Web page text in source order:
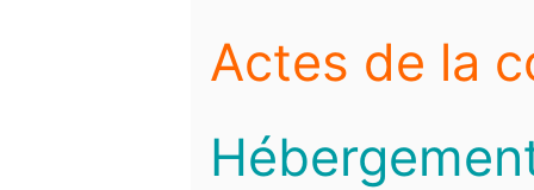
Actes de la